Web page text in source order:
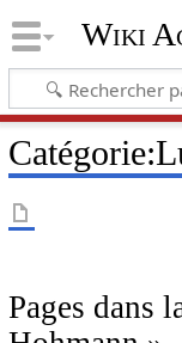
Wiki
Catégorie:
Pages dans